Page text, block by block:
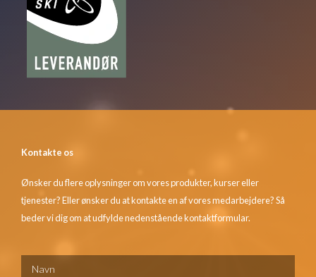
Kontakte os
Ønsker du flere oplysninger om vores produkter, kurser eller
tjenester? Eller ønsker du at kontakte en af vores medarbejdere? Så
beder vi dig om at udfylde nedenstående kontaktformular.